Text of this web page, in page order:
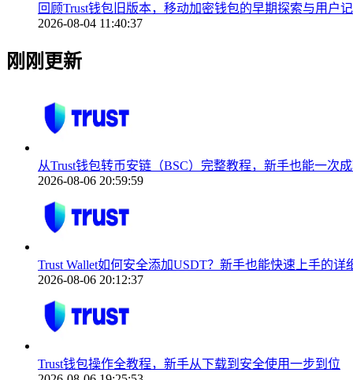
回顾Trust钱包旧版本，移动加密钱包的早期探索与用户
2026-08-04 11:40:37
刚刚更新
从Trust钱包转币安链（BSC）完整教程，新手也能一次
2026-08-06 20:59:59
Trust Wallet如何安全添加USDT？新手也能快速上手的详
2026-08-06 20:12:37
Trust钱包操作全教程，新手从下载到安全使用一步到位